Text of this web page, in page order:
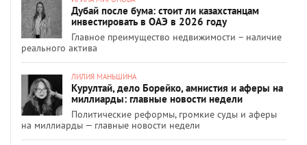
Дубай после бума: стоит ли казахстанцам
инвестировать в ОАЭ в 2026 году
Главное преимущество недвижимости – наличие
реального актива
ЛИЛИЯ МАНЬШИНА
Курултай, дело Борейко, амнистия и аферы на
миллиарды: главные новости недели
Политические реформы, громкие суды и аферы
на миллиарды — главные новости недели